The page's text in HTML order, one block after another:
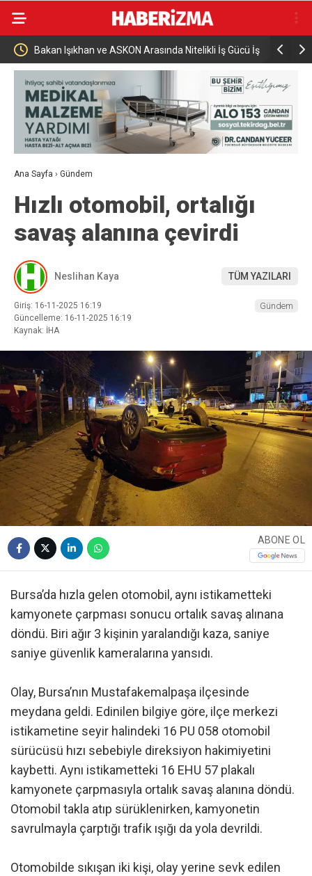
İş Yeni Parti’nin İnegöl’de Kurucu Başkanı Erkan
Dönmez Oldu.
Elektrikli
yaralandı
Ana Sayfa › Gündem
Hızlı otomobil, ortalığı
savaş alanına çevirdi
Neslihan Kaya TÜM YAZILARI
Giriş: 16-11-2025 16:19
Güncelleme: 16-11-2025 16:19
Kaynak: İHA
Gündem
ABONE OL
Bursa’da hızla gelen otomobil, aynı istikametteki
kamyonete çarpması sonucu ortalık savaş alınana
döndü. Biri ağır 3 kişinin yaralandığı kaza, saniye
saniye güvenlik kameralarına yansıdı.
Olay, Bursa’nın Mustafakemalpaşa ilçesinde
meydana geldi. Edinilen bilgiye göre, ilçe merkezi
istikametine seyir halindeki 16 PU 058 otomobil
sürücüsü hızı sebebiyle direksiyon hakimiyetini
kaybetti. Aynı istikametteki 16 EHU 57 plakalı
kamyonete çarpmasıyla ortalık savaş alanına döndü.
Otomobil takla atıp sürüklenirken, kamyonetin
savrulmayla çarptığı trafik ışığı da yola devrildi.
Otomobilde sıkışan iki kişi, olay yerine sevk edilen